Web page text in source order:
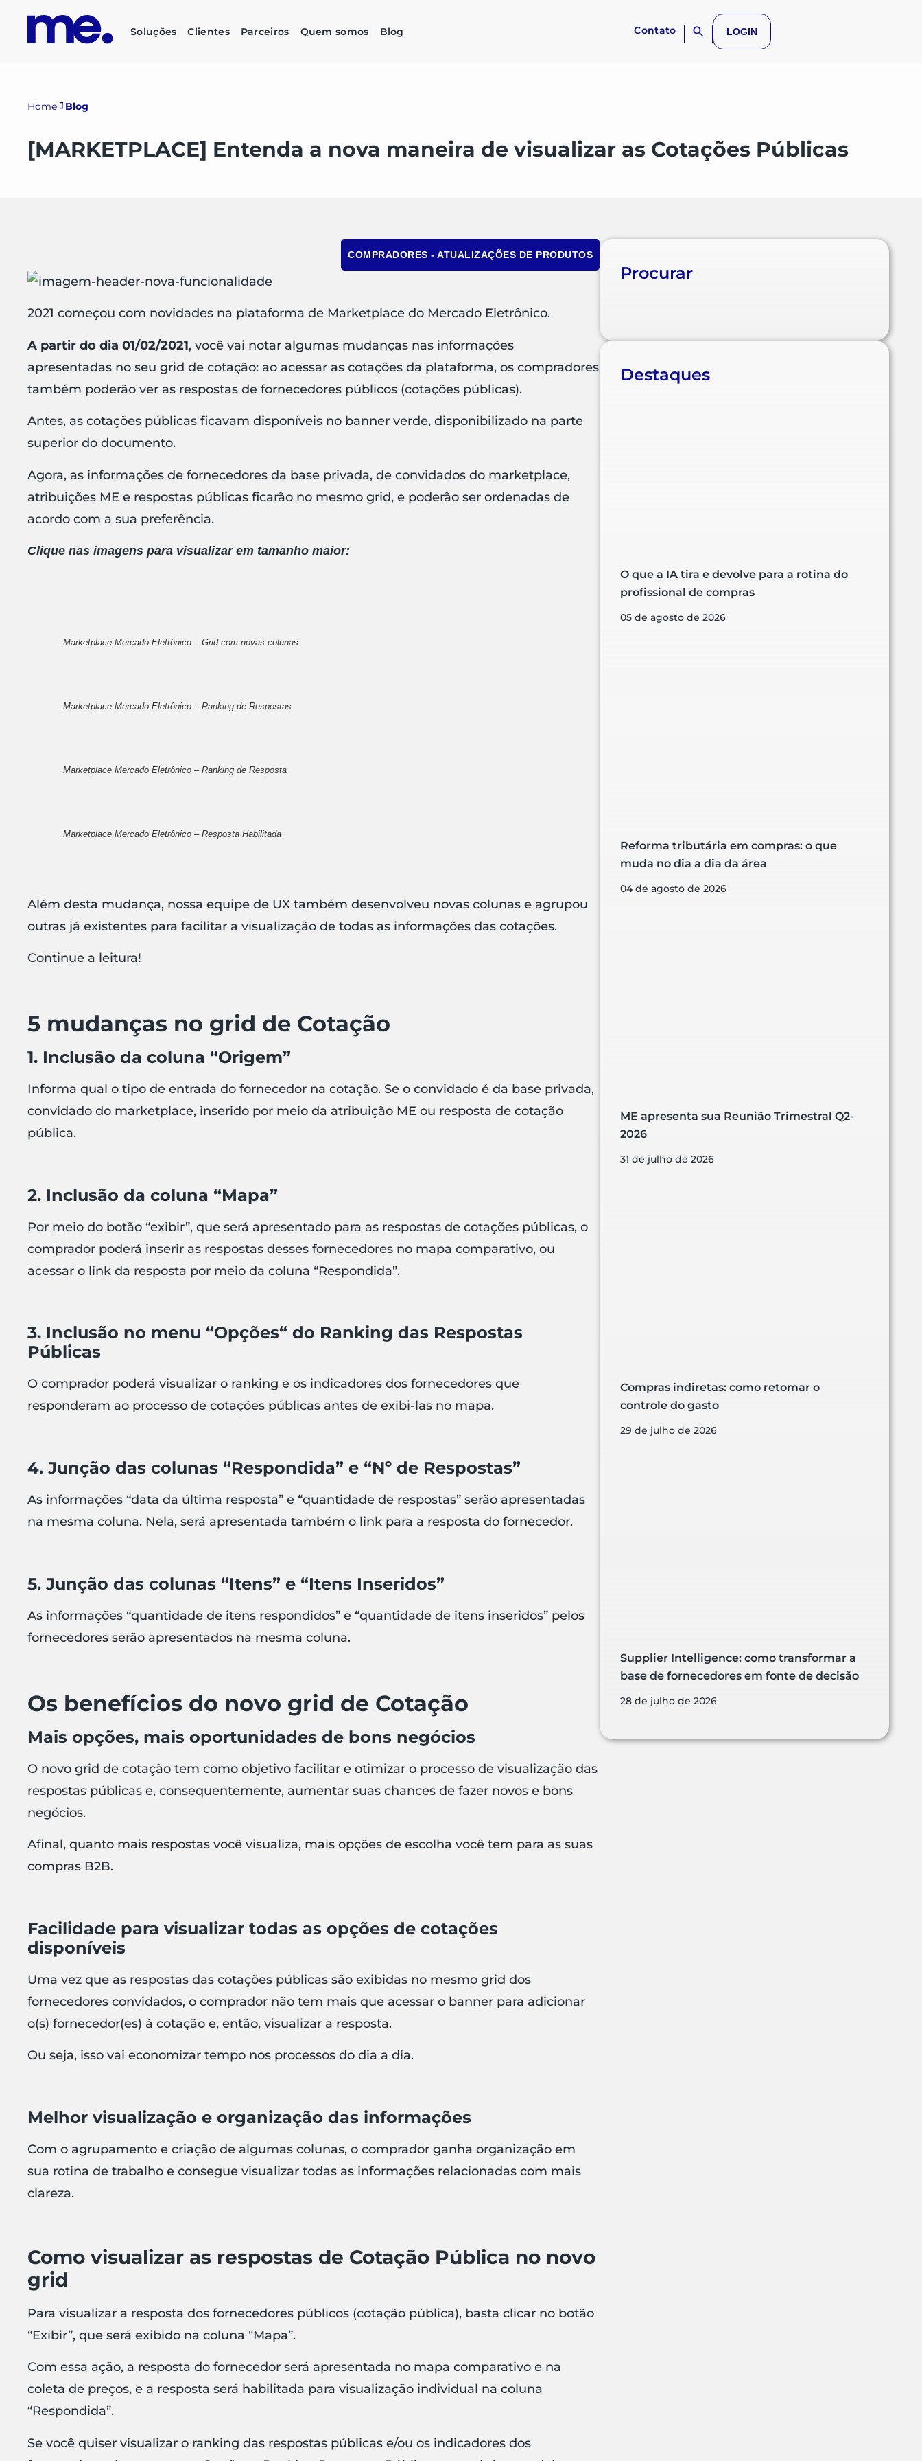
Soluções Clientes Parceiros Quem somos Blog Contato LOGIN
Home Blog
[MARKETPLACE] Entenda a nova maneira de visualizar as Cotações Públicas
COMPRADORES - ATUALIZAÇÕES DE PRODUTOS
2021 começou com novidades na plataforma de Marketplace do Mercado Eletrônico.
A partir do dia 01/02/2021, você vai notar algumas mudanças nas informações
apresentadas no seu grid de cotação: ao acessar as cotações da plataforma, os compradores
também poderão ver as respostas de fornecedores públicos (cotações públicas).
Antes, as cotações públicas ficavam disponíveis no banner verde, disponibilizado na parte
superior do documento.
Agora, as informações de fornecedores da base privada, de convidados do marketplace,
atribuições ME e respostas públicas ficarão no mesmo grid, e poderão ser ordenadas de
acordo com a sua preferência.
Clique nas imagens para visualizar em tamanho maior:
Marketplace Mercado Eletrônico – Grid com novas colunas
Marketplace Mercado Eletrônico – Ranking de Respostas
Marketplace Mercado Eletrônico – Ranking de Resposta
Marketplace Mercado Eletrônico – Resposta Habilitada
Além desta mudança, nossa equipe de UX também desenvolveu novas colunas e agrupou
outras já existentes para facilitar a visualização de todas as informações das cotações.
Continue a leitura!
5 mudanças no grid de Cotação
1. Inclusão da coluna “Origem”
Informa qual o tipo de entrada do fornecedor na cotação. Se o convidado é da base privada,
convidado do marketplace, inserido por meio da atribuição ME ou resposta de cotação
pública.
2. Inclusão da coluna “Mapa”
Por meio do botão “exibir”, que será apresentado para as respostas de cotações públicas, o
comprador poderá inserir as respostas desses fornecedores no mapa comparativo, ou
acessar o link da resposta por meio da coluna “Respondida”.
3. Inclusão no menu “Opções“ do Ranking das Respostas
Públicas
O comprador poderá visualizar o ranking e os indicadores dos fornecedores que
responderam ao processo de cotações públicas antes de exibi-las no mapa.
4. Junção das colunas “Respondida” e “Nº de Respostas”
As informações “data da última resposta” e “quantidade de respostas” serão apresentadas
na mesma coluna. Nela, será apresentada também o link para a resposta do fornecedor.
5. Junção das colunas “Itens” e “Itens Inseridos”
As informações “quantidade de itens respondidos” e “quantidade de itens inseridos” pelos
fornecedores serão apresentados na mesma coluna.
Os benefícios do novo grid de Cotação
Mais opções, mais oportunidades de bons negócios
O novo grid de cotação tem como objetivo facilitar e otimizar o processo de visualização das
respostas públicas e, consequentemente, aumentar suas chances de fazer novos e bons
negócios.
Afinal, quanto mais respostas você visualiza, mais opções de escolha você tem para as suas
compras B2B.
Facilidade para visualizar todas as opções de cotações
disponíveis
Uma vez que as respostas das cotações públicas são exibidas no mesmo grid dos
fornecedores convidados, o comprador não tem mais que acessar o banner para adicionar
o(s) fornecedor(es) à cotação e, então, visualizar a resposta.
Ou seja, isso vai economizar tempo nos processos do dia a dia.
Melhor visualização e organização das informações
Com o agrupamento e criação de algumas colunas, o comprador ganha organização em
sua rotina de trabalho e consegue visualizar todas as informações relacionadas com mais
clareza.
Como visualizar as respostas de Cotação Pública no novo
grid
Para visualizar a resposta dos fornecedores públicos (cotação pública), basta clicar no botão
“Exibir”, que será exibido na coluna “Mapa”.
Com essa ação, a resposta do fornecedor será apresentada no mapa comparativo e na
coleta de preços, e a resposta será habilitada para visualização individual na coluna
“Respondida”.
Se você quiser visualizar o ranking das respostas públicas e/ou os indicadores dos
Procurar
Destaques
O que a IA tira e devolve para a rotina do
profissional de compras
05 de agosto de 2026
Reforma tributária em compras: o que
muda no dia a dia da área
04 de agosto de 2026
ME apresenta sua Reunião Trimestral Q2-
2026
31 de julho de 2026
Compras indiretas: como retomar o
controle do gasto
29 de julho de 2026
Supplier Intelligence: como transformar a
base de fornecedores em fonte de decisão
28 de julho de 2026